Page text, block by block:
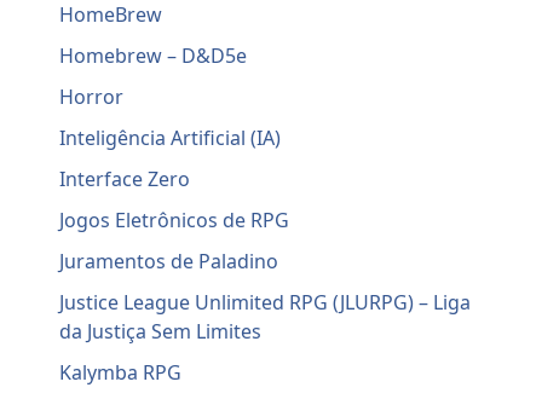
HomeBrew
Homebrew – D&D5e
Horror
Inteligência Artificial (IA)
Interface Zero
Jogos Eletrônicos de RPG
Juramentos de Paladino
Justice League Unlimited RPG (JLURPG) – Liga
da Justiça Sem Limites
Kalymba RPG